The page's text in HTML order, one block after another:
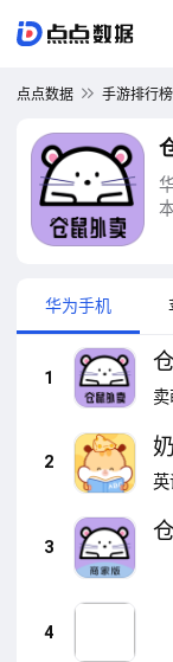
点点数据 手游排行榜
华为手机
1
2
英
3
4